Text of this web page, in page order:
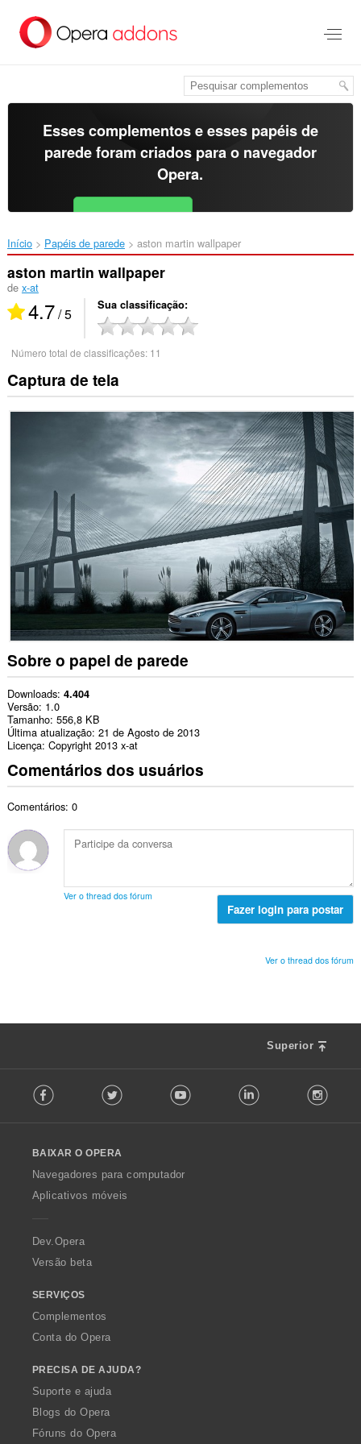
para
Esses complementos e esses papéis de
parede foram criados para o navegador
Opera.
Baixar o Opera Free for Android
Início Papéis de parede aston martin wallpaper‎
aston martin wallpaper
de x-at
4.7/ 5 Sua classificação
Número total de classificações: 11
Captura de tela
Sobre o papel de parede
Downloads 4.404
Versão 1.0
Tamanho 556,8 KB
Última atualização 21 de Agosto de 2013
Licença Copyright 2013 x-at
Comentários dos usuários
Comentários: 0
Ver o thread dos fórum
Fazer login para postar
Ver o thread dos fórum
Superior
o
w
O
p
a
Facebook Twitter Youtube LinkedIn
BAIXAR O OPERA
Navegadores para computador
Aplicativos móveis
Dev.Opera
Versão beta
SERVIÇOS
Complementos
Conta do Opera
PRECISA DE AJUDA?
Suporte e ajuda
Blogs do Opera
Fóruns do Opera